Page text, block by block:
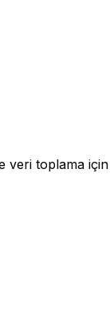
toplama için